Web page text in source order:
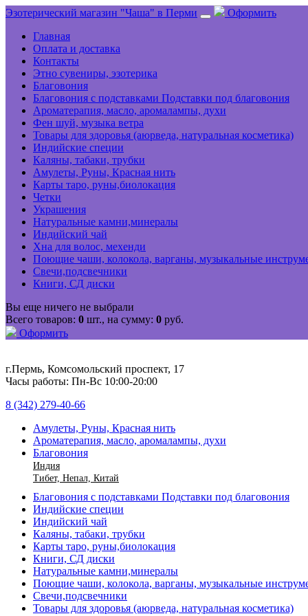
Эзотерический магазин "Чаша" в Перми
Оформить
Главная
Оплата и доставка
Контакты
Этно сувениры, эзотерика
Благовония
Благовония с подставками Подставки под благовония
Ароматерапия, масло, аромалампы, духи
Фен шуй, музыка ветра
Товары для здоровья (аюрведа, натуральная косметика)
Индийские специи
Каляны, табаки, трубки
Амулеты, Руны, Красная нить
Карты таро, руны,биолокация
Четки
Украшения
Натуральные камни,минералы
Индийский чай
Хна для волос, мехенди
Поющие чаши, колокола, варганы, музыкальные
Свечи,подсвечники
Книги, СД диски
Вы еще ничего не выбрали
Всего товаров: 0 шт., на сумму: 0 руб.
Оформить
г.Пермь, Комсомольский проспект, 17
Часы работы: Пн-Вс 10:00-20:00
8 (342) 279-40-66
Амулеты, Руны, Красная нить
Ароматерапия, масло, аромалампы, духи
Благовония
Индия
Тибет, Непал, Китай
Благовония с подставками Подставки под благовония
Индийские специи
Индийский чай
Каляны, табаки, трубки
Карты таро, руны,биолокация
Книги, СД диски
Натуральные камни,минералы
Поющие чаши, колокола, варганы, музыкальные
Свечи,подсвечники
Товары для здоровья (аюрведа, натуральная косметика)